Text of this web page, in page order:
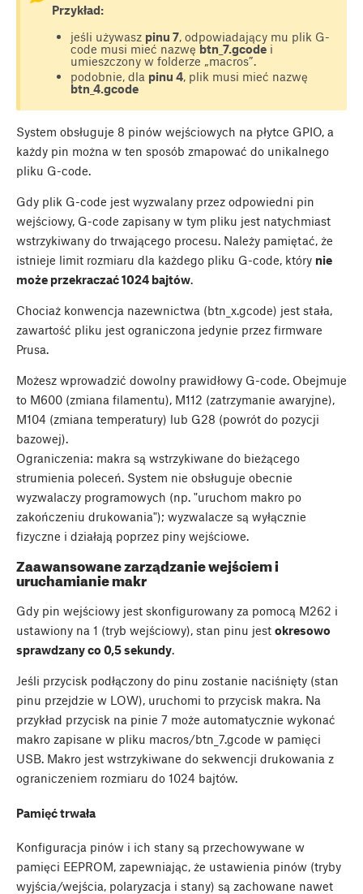
Przykład:
jeśli używasz pinu 7, odpowiadający mu plik G-
code musi mieć nazwębtn_7.gcode i
umieszczony w folderze „macros”.
podobnie, dla pinu 4, plik musi mieć nazwę
btn_4.gcode
System obsługuje 8 pinów wejściowych na płytce GPIO, a
każdy pin można w ten sposób zmapować do unikalnego
pliku G-code.
Gdy plik G-code jest wyzwalany przez odpowiedni pin
wejściowy, G-code zapisany w tym pliku jest natychmiast
wstrzykiwany do trwającego procesu. Należy pamiętać, że
istnieje limit rozmiaru dla każdego pliku G-code, który nie
może przekraczać 1024 bajtów
Chociaż konwencja nazewnictwa (btn_x.gcode) jest stała,
zawartość pliku jest ograniczona jedynie przez firmware
Prusa.
Możesz wprowadzić dowolny prawidłowy G-code. Obejmuje
to M600 (zmiana filamentu), M112 (zatrzymanie awaryjne),
M104 (zmiana temperatury) lub G28 (powrót do pozycji
bazowej).
Ograniczenia: makra są wstrzykiwane do bieżącego
strumienia poleceń. System nie obsługuje obecnie
wyzwalaczy programowych (np. "uruchom makro po
zakończeniu drukowania"); wyzwalacze są wyłącznie
fizyczne i działają poprzez piny wejściowe.
Zaawansowane zarządzanie wejściem i
uruchamianie makr
Gdy pin wejściowy jest skonfigurowany za pomocą M262 i
ustawiony na 1 (tryb wejściowy), stan pinu jest okresowo
sprawdzany co 0,5 sekundy.
Jeśli przycisk podłączony do pinu zostanie naciśnięty (stan
pinu przejdzie w LOW), uruchomi to przycisk makra. Na
przykład przycisk na pinie 7 może automatycznie wykonać
makro zapisane w pliku macros/btn_7.gcode w pamięci
USB. Makro jest wstrzykiwane do sekwencji drukowania z
ograniczeniem rozmiaru do 1024 bajtów.
Pamięć trwała
Konfiguracja pinów i ich stany są przechowywane w
pamięci EEPROM, zapewniając, że ustawienia pinów (tryby
wyjścia/wejścia, polaryzacja i stany) są zachowane nawet